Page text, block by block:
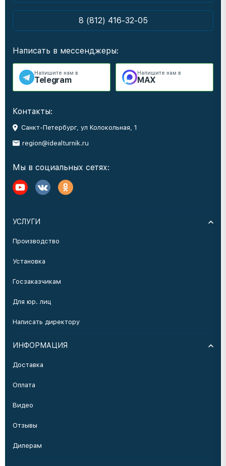
8 (812) 416-32-05
Написать в мессенджеры:
Напишите нам в
Telegram
Напишите нам в
MAX
Контакты:
Санкт-Петербург, ул Колокольная, 1
region@idealturnik.ru
Мы в социальных сетях:
УСЛУГИ
Производство
Установка
Госзаказчикам
Для юр. лиц
Написать директору
ИНФОРМАЦИЯ
Доставка
Оплата
Видео
Отзывы
Дилерам